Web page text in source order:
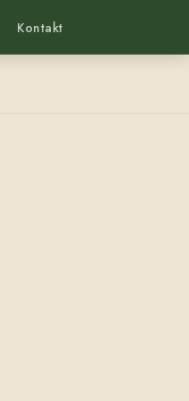
Kontakt